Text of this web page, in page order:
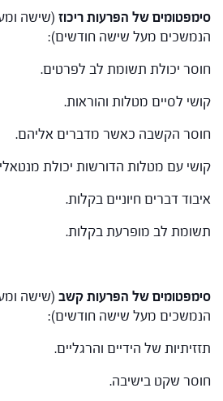
סימפטומים של הפרעות ריכוז (שישה
הנמשכים מעל שישה חודשים):
חוסר יכולת תשומת לב לפרטים.
קושי לסיים מטלות והוראות.
חוסר הקשבה כאשר מדברים אליהם.
קושי עם מטלות הדורשות יכולת
איבוד דברים חיוניים בקלות.
תשומת לב מופרעת בקלות.
סימפטומים של הפרעות קשב (שישה
הנמשכים מעל שישה חודשים):
תזזיתיות של הידיים והרגליים.
חוסר שקט בישיבה.